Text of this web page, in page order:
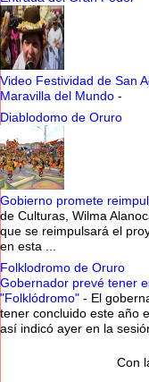
Video Festividad de San
Maravilla del Mundo -
Diablodomo de Oruro
Gobierno promete
de Culturas, Wilma
que se reimpulsará el
en esta ...
Folklodromo de Oruro
Gobernador prevé tener
"Folklódromo" - El
tener concluido este año
así indicó ayer en la
Con